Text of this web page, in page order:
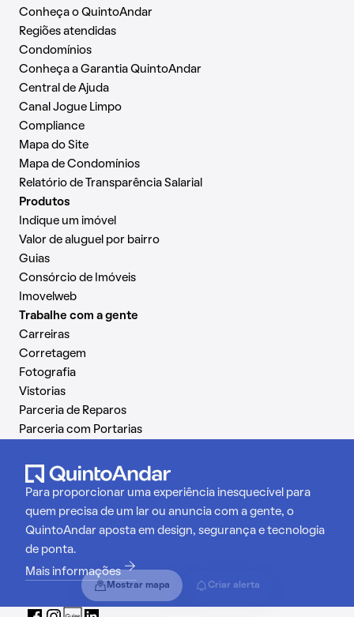
Mostrar mapa Criar alerta
Conheça o QuintoAndar
Regiões atendidas
Condomínios
Conheça a Garantia QuintoAndar
Central de Ajuda
Canal Jogue Limpo
Compliance
Mapa do Site
Mapa de Condomínios
Relatório de Transparência Salarial
Produtos
Indique um imóvel
Valor de aluguel por bairro
Guias
Consórcio de Imóveis
Imovelweb
Trabalhe com a gente
Carreiras
Corretagem
Fotografia
Vistorias
Parceria de Reparos
Parceria com Portarias
Para proporcionar uma experiência inesquecível para
quem precisa de um lar ou anuncia com a gente, o
QuintoAndar aposta em design, segurança e tecnologia
de ponta.
Mais informações